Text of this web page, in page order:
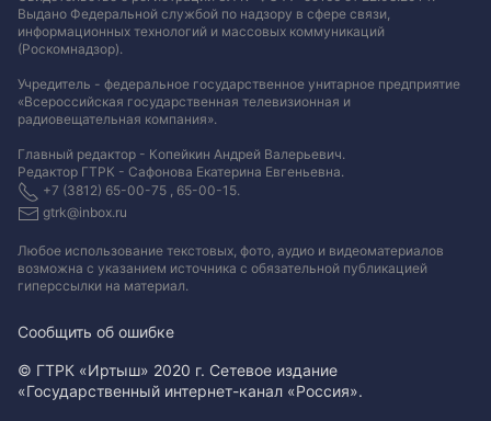
Выдано Федеральной службой по надзору в сфере связи,
информационных технологий и массовых коммуникаций
(Роскомнадзор).
Учредитель - федеральное государственное унитарное предприятие
«Всероссийская государственная телевизионная и
радиовещательная компания».
Главный редактор - Копейкин Андрей Валерьевич.
Редактор ГТРК - Сафонова Екатерина Евгеньевна.
+7 (3812) 65-00-75 , 65-00-15.
gtrk@inbox.ru
Любое использование текстовых, фото, аудио и видеоматериалов
возможна с указанием источника с обязательной публикацией
гиперссылки на материал.
Сообщить об ошибке
© ГТРК «Иртыш» 2020 г. Сетевое издание
«Государственный интернет-канал «Россия».